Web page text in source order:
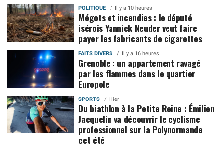
POLITIQUE Il y a 10 heures
Mégots et incendies : le député
isérois Yannick Neuder veut faire
payer les fabricants de cigarettes
FAITS DIVERS Il y a 16 heures
Grenoble : un appartement ravagé
par les flammes dans le quartier
Europole
SPORTS Hier
Du biathlon à la Petite Reine : Émilien
Jacquelin va découvrir le cyclisme
professionnel sur la Polynormande
cet été